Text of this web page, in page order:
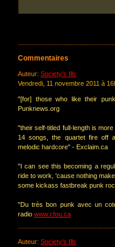
Commentaires
Auteur: Society's Ills
Vendredi, 11 novembre 2011 à
"[for] those who like their
Punknews.org
"their self-titled full-length is
14 songs, the quartet fire off
melodic hardcore" - Exclaim.ca
"I can see this becoming a
ride to work, 'cause nothing
some kickass fastbreak punk
"Du très bon punk avec un
radio www.cfou.ca
Auteur: Society's Ills